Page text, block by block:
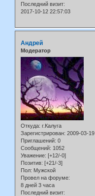
Последний визит:
2017-10-12 22:57:03
Андрей
Модератор
Откуда: г.Калуга
Зарегистрирован: 2009-03-19
Приглашений: 0
Сообщений: 1052
Уважение: [+12/-0]
Позитив: [+21/-3]
Пол: Мужской
Провел на форуме:
8 дней 3 часа
Последний визит: